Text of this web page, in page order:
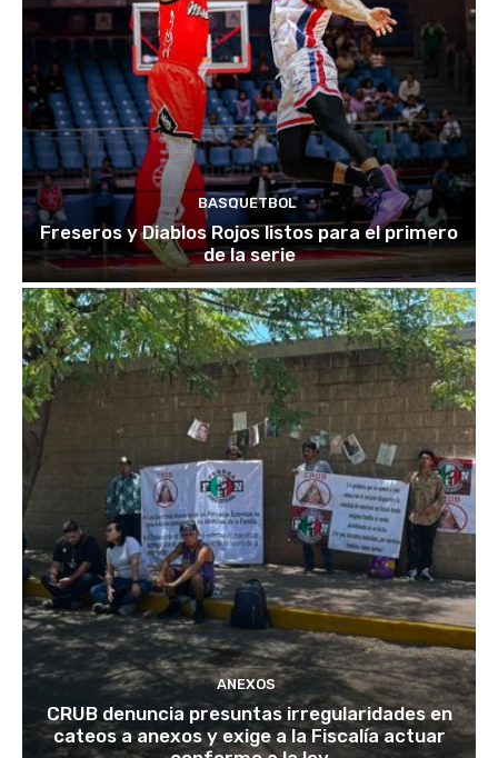
BASQUETBOL
Freseros y Diablos Rojos listos para el primero
de la serie
ANEXOS
CRUB denuncia presuntas irregularidades en
cateos a anexos y exige a la Fiscalía actuar